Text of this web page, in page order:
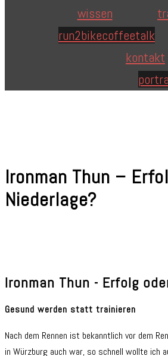
wissen
run2bikecoffeetalk
kontakt
Ironman Thun –
Niederlage?
Ironman Thun - Erfolg
Gesund werden statt trainieren
Nach dem Rennen ist bekanntlich vor dem
in Würzburg auch war, so schnell wollte ich